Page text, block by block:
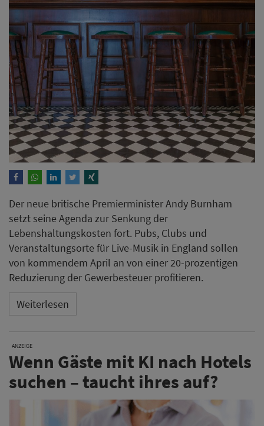
Der neue britische Premierminister Andy Burnham
setzt seine Agenda zur Senkung der
Lebenshaltungskosten fort. Pubs, Clubs und
Veranstaltungsorte für Live-Musik in England sollen
von kommendem April an von einer 20-prozentigen
Reduzierung der Gewerbesteuer profitieren.
Weiterlesen
ANZEIGE
Wenn Gäste mit KI nach Hotels
suchen – taucht ihres auf?